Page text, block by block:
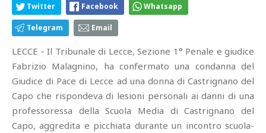
Twitter Facebook Whatsapp
Telegram Email
LECCE - Il Tribunale di Lecce, Sezione 1° Penale e giudice
Fabrizio Malagnino, ha confermato una condanna del
Giudice di Pace di Lecce ad una donna di Castrignano del
Capo che rispondeva di lesioni personali ai danni di una
professoressa della Scuola Media di Castrignano del
Capo, aggredita e picchiata durante un incontro scuola-